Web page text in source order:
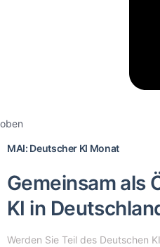
oben
MAI: Deutscher KI Monat
Gemeinsam als
KI in
Werden Sie Teil des Deutschen